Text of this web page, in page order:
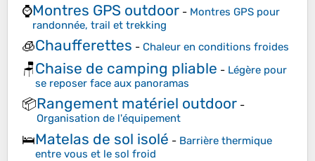
⌚Montres GPS outdoor - Montres GPS pour
randonnée, trail et trekking
🧊Chaufferettes - Chaleur en conditions froides
🪑Chaise de camping pliable - Légère pour
se reposer face aux panoramas
📦Rangement matériel outdoor -
Organisation de l'équipement
🛌Matelas de sol isolé - Barrière thermique
entre vous et le sol froid